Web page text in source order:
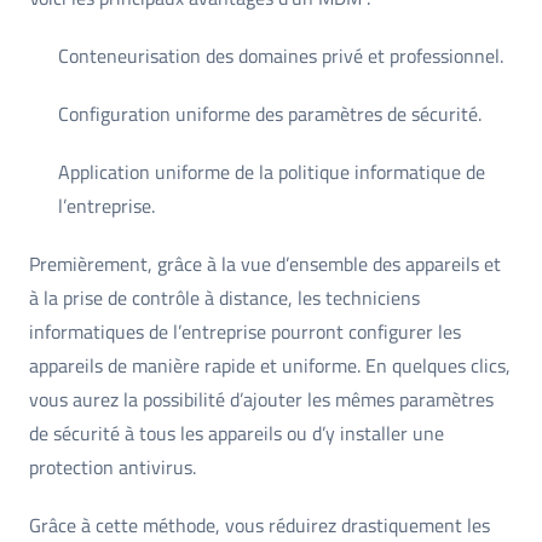
Conteneurisation des domaines privé et professionnel.
Configuration uniforme des paramètres de sécurité.
Application uniforme de la politique informatique de
l’entreprise.
Premièrement, grâce à la vue d’ensemble des appareils et
à la prise de contrôle à distance, les techniciens
informatiques de l’entreprise pourront configurer les
appareils de manière rapide et uniforme. En quelques clics,
vous aurez la possibilité d’ajouter les mêmes paramètres
de sécurité à tous les appareils ou d’y installer une
protection antivirus.
Grâce à cette méthode, vous réduirez drastiquement les